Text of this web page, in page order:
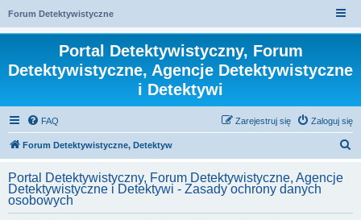
Forum Detektywistyczne
Portal Detektywistyczny, Forum
Detektywistyczne, Agencje Detektywistyczne
i Detektywi
FAQ Zaloguj się
Zarejestruj się
Forum Detektywistyczne, Detektyw
Portal Detektywistyczny, Forum Detektywistyczne, Agencje
Detektywistyczne i Detektywi - Zasady ochrony danych
osobowych